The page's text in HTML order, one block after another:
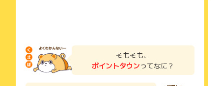
そもそも、
ポイントタウンってなに？